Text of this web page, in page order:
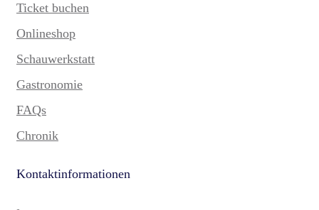
Ticket buchen
Onlineshop
Schauwerkstatt
Gastronomie
FAQs
Chronik
Kontaktinformationen